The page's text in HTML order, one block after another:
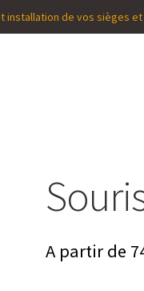
installation de vos sièges
A partir de